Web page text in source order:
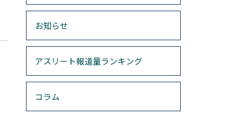
お知らせ
アスリート報道量ランキング
コラム